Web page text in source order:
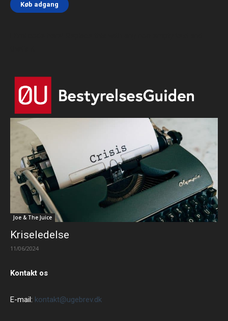
Køb adgang
Joe & The Juice
Kriseledelse
11/06/2024
Kontakt os
E-mail: kontakt@ugebrev.dk